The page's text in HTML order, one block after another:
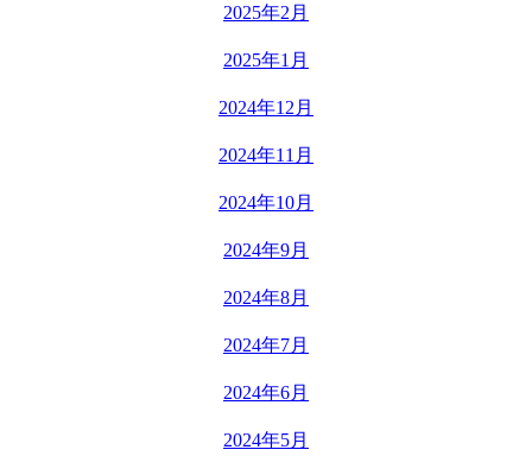
2025年2月
2025年1月
2024年12月
2024年11月
2024年10月
2024年9月
2024年8月
2024年7月
2024年6月
2024年5月